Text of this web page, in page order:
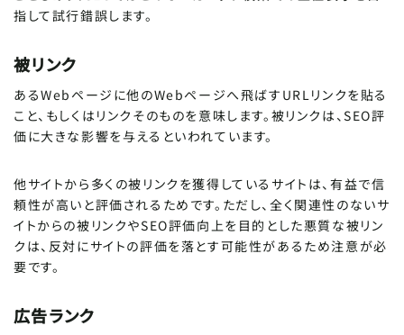
指して試行錯誤します。
被リンク
あるWebページに他のWebページへ飛ばすURLリンクを貼る
こと、もしくはリンクそのものを意味します。被リンクは、SEO評
価に大きな影響を与えるといわれています。
他サイトから多くの被リンクを獲得しているサイトは、有益で信
頼性が高いと評価されるためです。ただし、全く関連性のないサ
イトからの被リンクやSEO評価向上を目的とした悪質な被リン
クは、反対にサイトの評価を落とす可能性があるため注意が必
要です。
広告ランク